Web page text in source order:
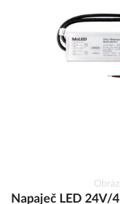
na
Napaječ LED 24V/